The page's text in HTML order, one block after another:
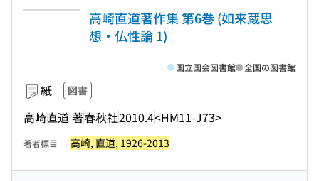
高崎直道著作集 第6巻 (如来蔵思
想・仏性論 1)
紙 図書
高崎直道 著春秋社2010.4<HM11-J73>
国立国会図書館 全国の図書館
著者標目 高崎, 直道, 1926-2013